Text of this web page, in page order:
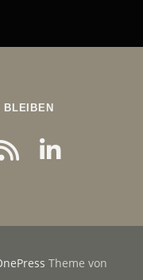
BLEIBEN
Theme von